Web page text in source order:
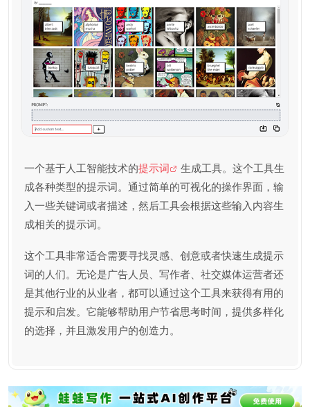
一个基于人工智能技术的提示词
生成工具。这个工具生
成各种类型的提示词。通过简单的可视化的操作界面，输
入一些关键词或者描述，然后工具会根据这些输入内容生
成相关的提示词。
这个工具非常适合需要寻找灵感、创意或者快速生成提示
词的人们。无论是广告人员、写作者、社交媒体运营者还
是其他行业的从业者，都可以通过这个工具来获得有用的
提示和启发。它能够帮助用户节省思考时间，提供多样化
的选择，并且激发用户的创造力。